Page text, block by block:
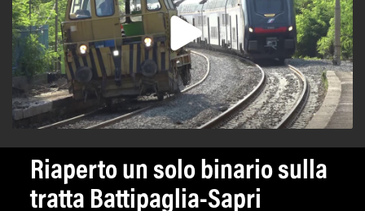
Riaperto un solo binario sulla
tratta Battipaglia-Sapri